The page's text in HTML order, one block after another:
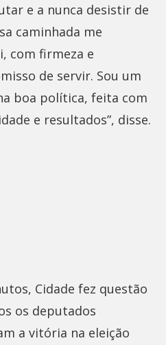
e a nunca desistir de
caminhada me
com firmeza e
de servir. Sou um
boa política, feita com
e resultados”, disse.
Cidade fez questão
os deputados
a vitória na eleição